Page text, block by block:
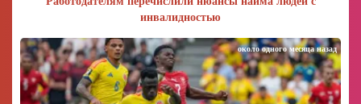
инвалидностью
около одного месяца назад